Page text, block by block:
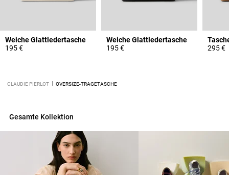
Weiche Glattledertasche
195 €
Weiche Glattledertasche
195 €
295 €
CLAUDIE PIERLOT OVERSIZE-TRAGETASCHE
Gesamte Kollektion